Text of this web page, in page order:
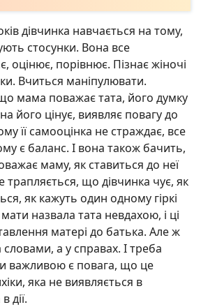
дівчинка навчається на тому,
стосунки. Вона все
оцінює, порівнює. Пізнає жіночі
Вчиться маніпулювати.
мама поважає тата, його думку
його цінує, виявляє повагу до
її самооцінка не страждає, все
є баланс. І вона також бачить,
маму, як ставиться до неї
трапляється, що дівчинка чує, як
як кажуть один одному гіркі
назвала тата невдахою, і ці
матері до батька. Але ж
а у справах. І треба
важливою є повага, що це
яка не виявляється в
дії.